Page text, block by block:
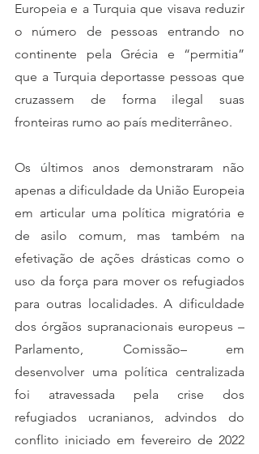
Europeia e a Turquia que visava reduzir
o número de pessoas entrando no
continente pela Grécia e “permitia”
que a Turquia deportasse pessoas que
cruzassem de forma ilegal suas
fronteiras rumo ao país mediterrâneo.
Os últimos anos demonstraram não
apenas a dificuldade da União Europeia
em articular uma política migratória e
de asilo comum, mas também na
efetivação de ações drásticas como o
uso da força para mover os refugiados
para outras localidades. A dificuldade
dos órgãos supranacionais europeus –
Parlamento, Comissão– em
desenvolver uma política centralizada
foi atravessada pela crise dos
refugiados ucranianos, advindos do
conflito iniciado em fevereiro de 2022